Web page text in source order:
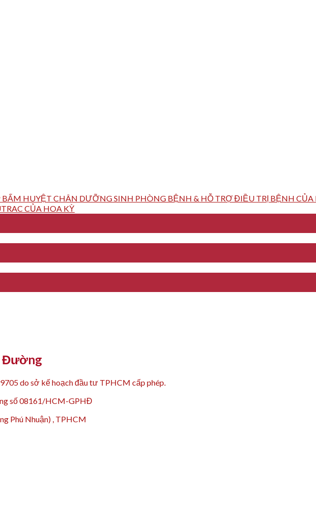
HUYỆT CHÂN DƯỠNG SINH PHÒNG BỆNH & HỖ TRỢ ĐIỀU TRỊ BỆNH
CỦA HOA KỲ
Đường
do sở kế hoạch đầu tư TPHCM cấp phép.
số 08161/HCM-GPHĐ
Phú Nhuận) , TPHCM